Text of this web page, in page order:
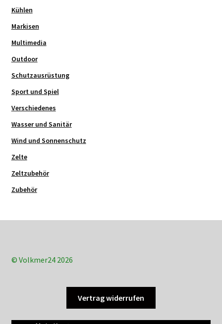
Kühlen
Markisen
Multimedia
Outdoor
Schutzausrüstung
Sport und Spiel
Verschiedenes
Wasser und Sanitär
Wind und Sonnenschutz
Zelte
Zeltzubehör
Zubehör
© Volkmer24 2026
Vertrag widerrufen